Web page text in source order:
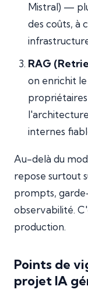
Mistral) —
des coûts, à
RAG
on enrichit
internes
Au-delà du
repose surtout
prompts,
observabilité.
production.
Points de
projet IA